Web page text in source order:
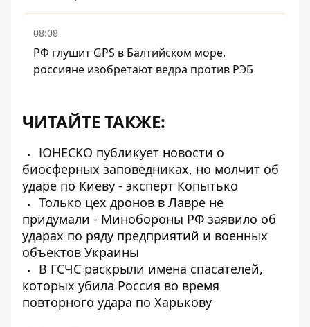
08:08
РФ глушит GPS в Балтийском море,
россияне изобретают ведра против РЭБ
ЧИТАЙТЕ ТАКЖЕ:
ЮНЕСКО публикует новости о
биосферных заповедниках, но молчит об
ударе по Киеву - эксперт Копытько
Только цех дронов в Лавре не
придумали - Минобороны РФ заявило об
ударах по ряду предприятий и военных
объектов Украины
В ГСЧС раскрыли имена спасателей,
которых убила Россия во время
повторного удара по Харькову